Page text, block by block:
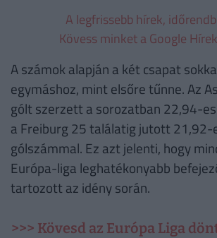
A legfrissebb hírek,
Kövess minket a Google
A számok alapján a két csapat
egymáshoz, mint elsőre tűnne. Az
gólt szerzett a sorozatban 22,94-
a Freiburg 25 találatig jutott 21,92-
gólszámmal. Ez azt jelenti, hogy
Európa-liga leghatékonyabb
tartozott az idény során.
>>> Kövesd az Európa Liga